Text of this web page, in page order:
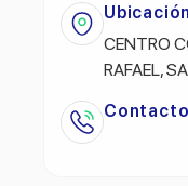
CENTRO
RAFAEL,